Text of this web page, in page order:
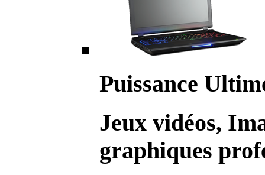
Puissance
Jeux vidéos,
graphiques